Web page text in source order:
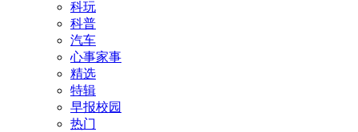
科玩
科普
汽车
心事家事
精选
特辑
早报校园
热门